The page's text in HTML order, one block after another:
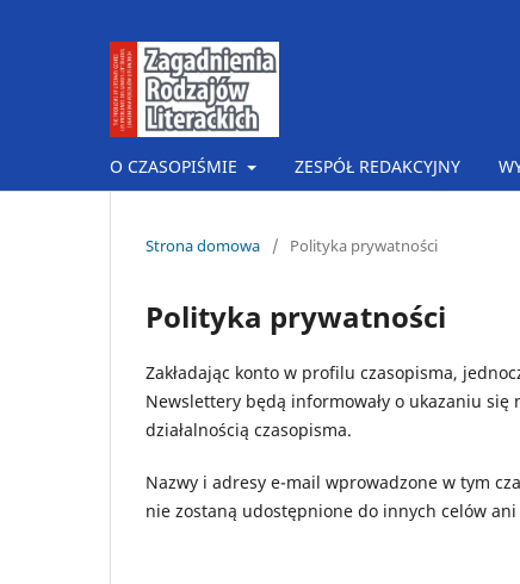
O CZASOPIŚMIE ZESPÓŁ REDAKCYJNY
Strona domowa / Polityka prywatności
Polityka prywatności
Zakładając konto w profilu czasopisma,
Newslettery będą informowały o ukazaniu
działalnością czasopisma.
Nazwy i adresy e-mail wprowadzone w tym
nie zostaną udostępnione do innych celów